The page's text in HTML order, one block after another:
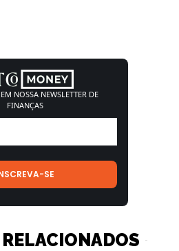
NOSSA NEWSLETTER DE
FINANÇAS